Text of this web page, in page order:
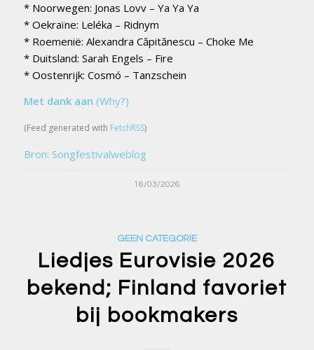
* Noorwegen: Jonas Lovv – Ya Ya Ya
* Oekraïne: Leléka – Ridnym
* Roemenië: Alexandra Căpitănescu – Choke Me
* Duitsland: Sarah Engels – Fire
* Oostenrijk: Cosmó – Tanzschein
Met dank aan (Why?)
(Feed generated with FetchRSS)
Bron: Songfestivalweblog
16/03/2026
GEEN CATEGORIE
Liedjes Eurovisie 2026
bekend; Finland favoriet
bij bookmakers